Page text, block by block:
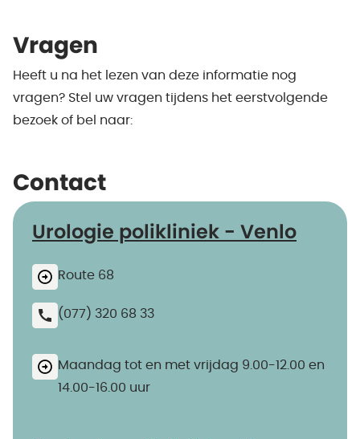
Vragen
Heeft u na het lezen van deze informatie nog
vragen? Stel uw vragen tijdens het eerstvolgende
bezoek of bel naar:
Contact
Urologie polikliniek - Venlo
Route 68
(077) 320 68 33
Maandag tot en met vrijdag 9.00-12.00 en
14.00-16.00 uur